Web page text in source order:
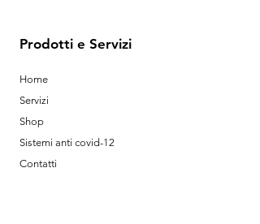
Prodotti e Servizi
Home
Servizi
Shop
Sistemi anti covid-12
Contatti